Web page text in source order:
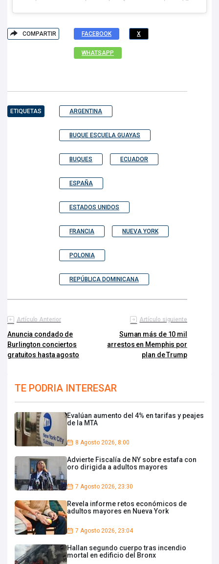
COMPARTIR FACEBOOK X
WHATSAPP
ETIQUETAS ARGENTINA
BUQUE ESCUELA GUAYAS
BUQUES ECUADOR
ESPAÑA
ESTADOS UNIDOS
FRANCIA NUEVA YORK
POLONIA
REPÚBLICA DOMINICANA
Artículo Anterior
Anuncia condado de
Burlington conciertos
gratuitos hasta agosto
Artículo siguiente
Suman más de 10 mil
arrestos en Memphis por
plan de Trump
TE PODRIA INTERESAR
Evalúan aumento del 4% en tarifas y peajes
de la MTA
8 Agosto 2026, 8:00
Advierte Fiscalía de NY sobre estafa con
oro dirigida a adultos mayores
7 Agosto 2026, 23:30
Revela informe retos económicos de
adultos mayores en Nueva York
7 Agosto 2026, 23:04
Hallan segundo cuerpo tras incendio
mortal en edificio del Bronx